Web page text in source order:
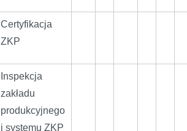
Certyfikacja
ZKP
Inspekcja
zakładu
produkcyjnego
i systemu ZKP